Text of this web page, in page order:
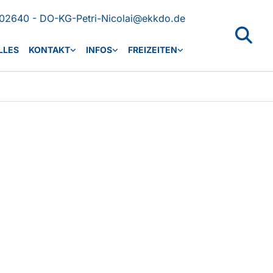
- DO-KG-Petri-Nicolai@ekkdo.de
KONTAKT INFOS FREIZEITEN